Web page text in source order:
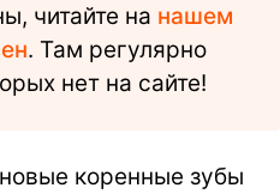
читайте на нашем
. Там регулярно
нет на сайте!
коренные зубы